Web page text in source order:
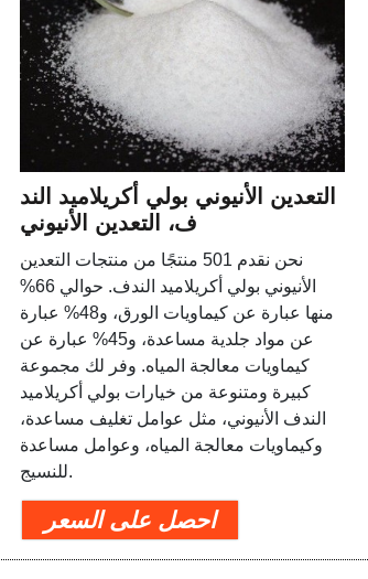
التعدين الأنيوني بولي أكريلاميد الند
ف، التعدين الأنيوني
نحن نقدم 501 منتجًا من منتجات التعدين
الأنيوني بولي أكريلاميد الندف. حوالي 66%
منها عبارة عن كيماويات الورق، و48% عبارة
عن مواد جلدية مساعدة، و45% عبارة عن
كيماويات معالجة المياه. وفر لك مجموعة
كبيرة ومتنوعة من خيارات بولي أكريلاميد
الندف الأنيوني، مثل عوامل تغليف مساعدة،
وكيماويات معالجة المياه، وعوامل مساعدة
للنسيج.
احصل على السعر